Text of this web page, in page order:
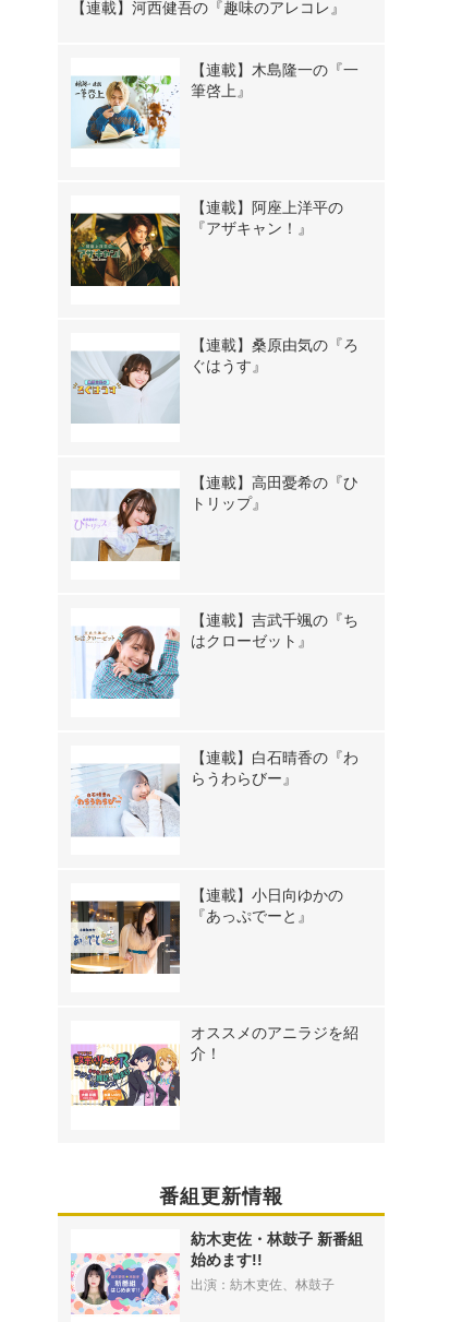
【連載】河西健吾の『趣味のアレコレ』
【連載】木島隆一の『一
筆啓上』
【連載】阿座上洋平の
『アザキャン！』
【連載】桑原由気の『ろ
ぐはうす』
【連載】高田憂希の『ひ
トリップ』
【連載】吉武千颯の『ち
はクローゼット』
【連載】白石晴香の『わ
らうわらびー』
【連載】小日向ゆかの
『あっぷでーと』
オススメのアニラジを紹
介！
番組更新情報
紡木吏佐・林鼓子 新番組
始めます!!
出演：紡木吏佐、林鼓子